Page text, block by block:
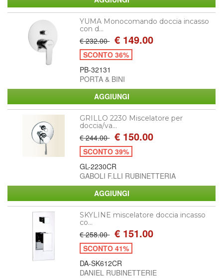
YUMA Monocomando doccia incasso
con d...
€ 232.00 € 149.00
SCONTO 36%
PB-32131
PORTA & BINI
GRILLO 2230 Miscelatore per
doccia/va...
€ 244.00 € 150.00
SCONTO 39%
GL-2230CR
GABOLI F.LLI RUBINETTERIA
SKYLINE miscelatore doccia incasso
co...
€ 258.00 € 151.00
SCONTO 41%
DA-SK612CR
DANIEL RUBINETTERIE